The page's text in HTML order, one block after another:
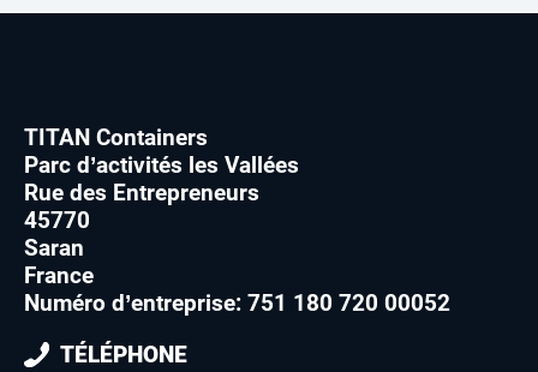
TITAN Containers
Parc d’activités les Vallées
Rue des Entrepreneurs
45770
Saran
France
Numéro d’entreprise: 751 180 720 00052
TÉLÉPHONE